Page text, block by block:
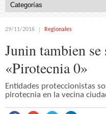
29/11/2016 Regionales
Junin tambien se
«Pirotecnia 0»
Entidades proteccionistas
pirotecnia en la vecina